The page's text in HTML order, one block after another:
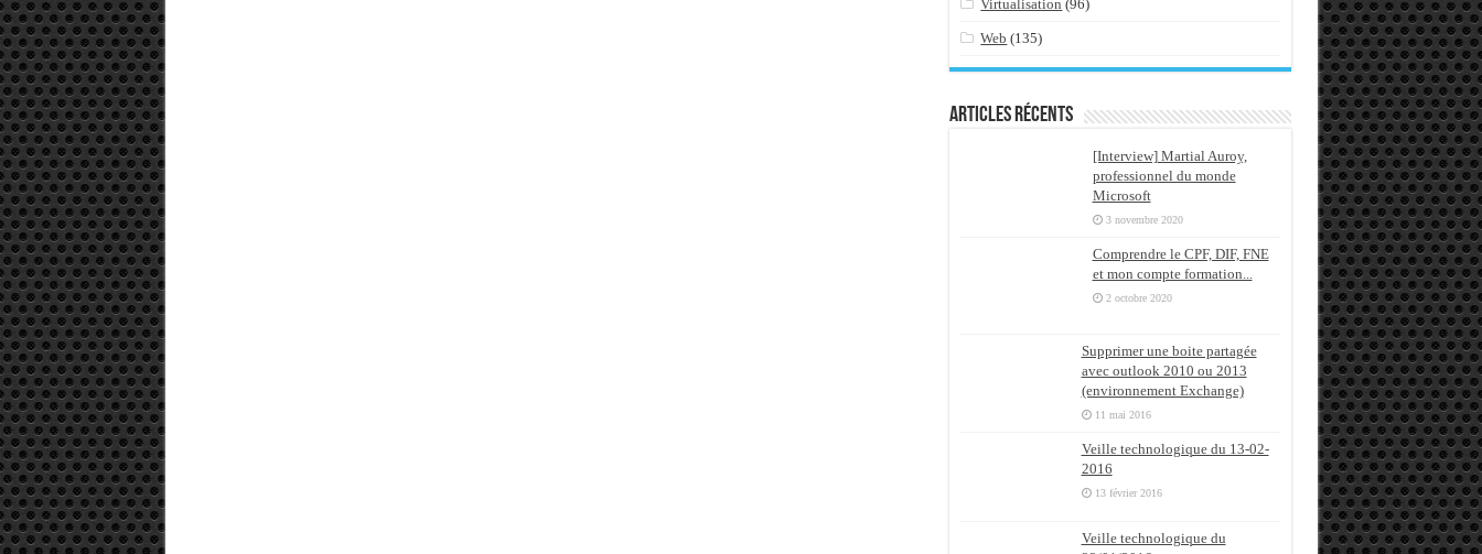
Virtualisation (96)
Web (135)
Articles récents
[Interview] Martial Auroy,
professionnel du monde
Microsoft
3 novembre 2020
Comprendre le CPF, DIF, FNE
et mon compte formation...
2 octobre 2020
Supprimer une boite partagée
avec outlook 2010 ou 2013
(environnement Exchange)
11 mai 2016
Veille technologique du 13-02-
2016
13 février 2016
Veille technologique du